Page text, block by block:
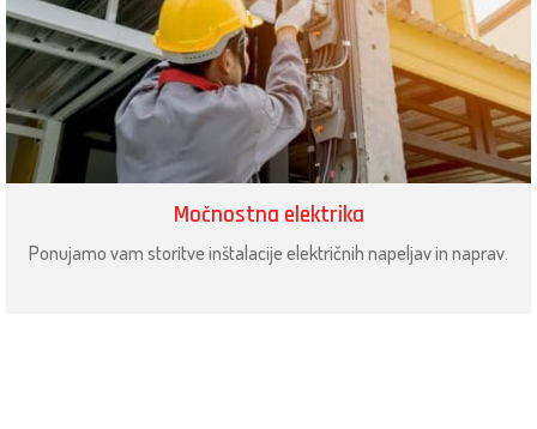
Močnostna elektrika
Ponujamo vam storitve inštalacije električnih napeljav in naprav.